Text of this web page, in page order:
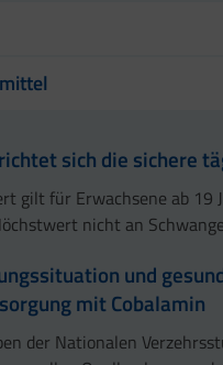
sich die sichere
gilt für Erwachsene ab
nicht an
und
mit Cobalamin
der Nationalen